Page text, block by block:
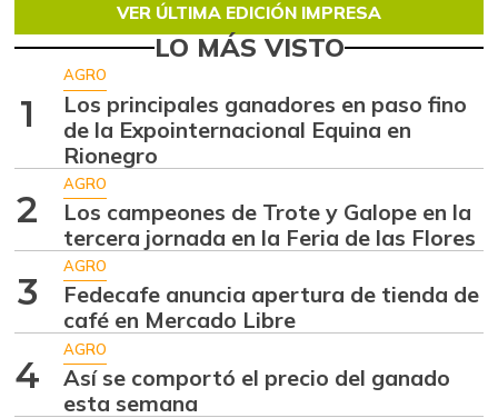
VER ÚLTIMA EDICIÓN IMPRESA
LO MÁS VISTO
1
AGRO
Los principales ganadores en paso fino
de la Expointernacional Equina en
Rionegro
2
AGRO
Los campeones de Trote y Galope en la
tercera jornada en la Feria de las Flores
3
AGRO
Fedecafe anuncia apertura de tienda de
café en Mercado Libre
4
AGRO
Así se comportó el precio del ganado
esta semana